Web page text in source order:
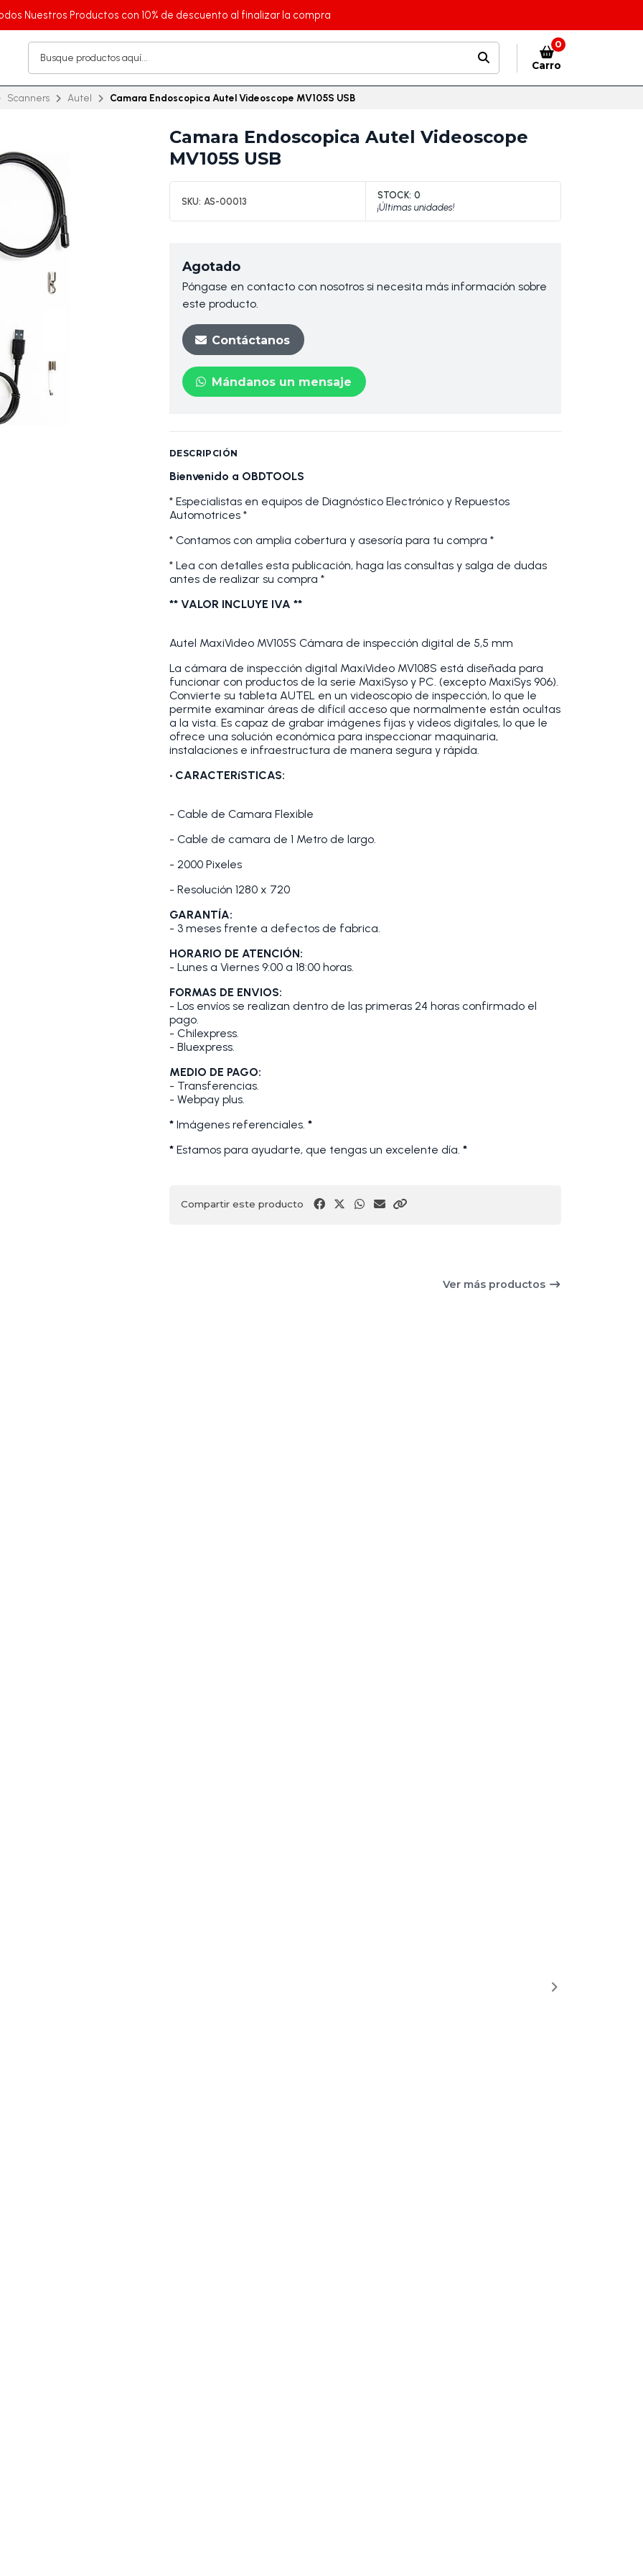
Nuestros Productos con 10% de descuento al finalizar la compra
0
Carro
Scanners Autel Camara Endoscopica Autel Videoscope MV105S USB
Camara Endoscopica Autel Videoscope
MV105S USB
SKU: AS-00013
STOCK: 0
¡Últimas unidades!
Agotado
Póngase en contacto con nosotros si necesita más información sobre
este producto.
Contáctanos
Mándanos un mensaje
DESCRIPCIÓN
Bienvenido a OBDTOOLS
* Especialistas en equipos de Diagnóstico Electrónico y Repuestos
Automotrices *
* Contamos con amplia cobertura y asesoría para tu compra *
* Lea con detalles esta publicación, haga las consultas y salga de dudas
antes de realizar su compra *
** VALOR INCLUYE IVA **
Autel MaxiVideo MV105S Cámara de inspección digital de 5,5 mm
La cámara de inspección digital MaxiVideo MV108S está diseñada para
funcionar con productos de la serie MaxiSyso y PC. (excepto MaxiSys 906).
Convierte su tableta AUTEL en un videoscopio de inspección, lo que le
permite examinar áreas de difícil acceso que normalmente están ocultas
a la vista. Es capaz de grabar imágenes fijas y videos digitales, lo que le
ofrece una solución económica para inspeccionar maquinaria,
instalaciones e infraestructura de manera segura y rápida.
• CARACTERíSTICAS:
- Cable de Camara Flexible
- Cable de camara de 1 Metro de largo.
- 2000 Pixeles
- Resolución 1280 x 720
GARANTÍA:
- 3 meses frente a defectos de fabrica.
HORARIO DE ATENCIÓN:
- Lunes a Viernes 9:00 a 18:00 horas.
FORMAS DE ENVIOS:
- Los envíos se realizan dentro de las primeras 24 horas confirmado el
pago.
- Chilexpress.
- Bluexpress.
MEDIO DE PAGO:
- Transferencias.
- Webpay plus.
* Imágenes referenciales. *
* Estamos para ayudarte, que tengas un excelente día. *
Compartir este producto
Ver más productos